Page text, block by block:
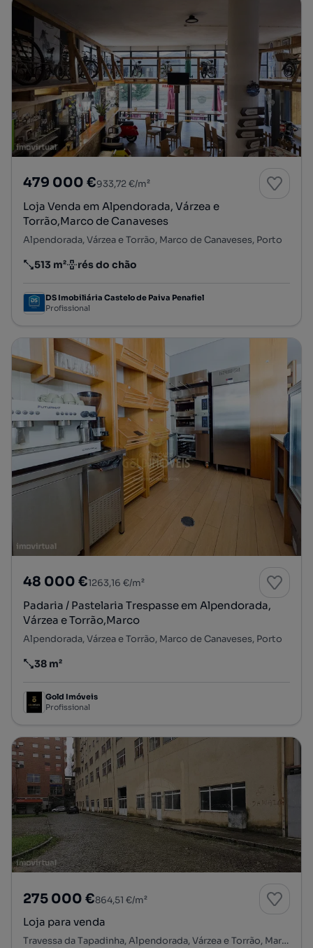
479 000 €933,72 €/m²
Loja Venda em Alpendorada, Várzea e
Torrão,Marco de Canaveses
Alpendorada, Várzea e Torrão, Marco de Canaveses, Porto
Preço por metro quadrado
513 m²
Andar rés do chão
DS Imobiliária Castelo de Paiva Penafiel
Profissional
48 000 €1263,16 €/m²
Padaria / Pastelaria Trespasse em Alpendorada,
Várzea e Torrão,Marco
Alpendorada, Várzea e Torrão, Marco de Canaveses, Porto
Preço por metro quadrado
38 m²
Gold Imóveis
Profissional
275 000 €864,51 €/m²
Loja para venda
Travessa da Tapadinha, Alpendorada, Várzea e Torrão, Marco de Canaveses, Porto